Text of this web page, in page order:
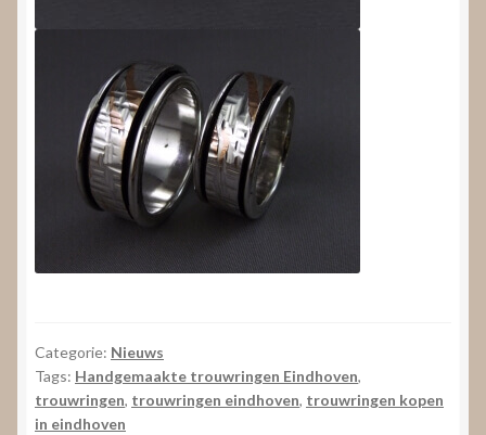
Categorie: Nieuws
Tags: Handgemaakte trouwringen Eindhoven,
trouwringen, trouwringen eindhoven, trouwringen kopen
in eindhoven